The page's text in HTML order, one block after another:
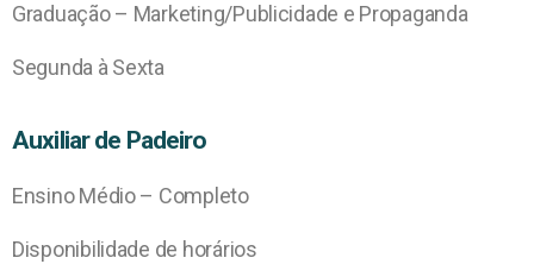
Graduação – Marketing/Publicidade e Propaganda
Segunda à Sexta
Auxiliar de Padeiro
Ensino Médio – Completo
Disponibilidade de horários